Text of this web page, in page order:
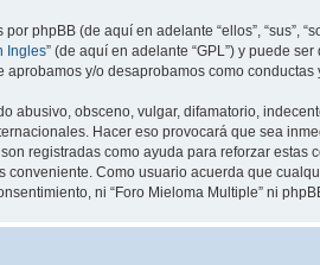
phpBB (de aquí en adelante “ellos”, “sus”,
Ingles” (de aquí en adelante “GPL”) y puede
aprobamos y/o desaprobamos como
abusivo, obsceno, vulgar, difamatorio,
Hacer eso provocará que sea
registradas como ayuda para reforzar estas
conveniente. Como usuario acuerda que
ni “Foro Mieloma Multiple” ni